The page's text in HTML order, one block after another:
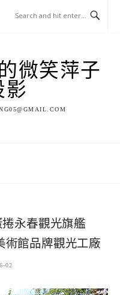
微笑萍子
影
永春觀光旗艦
術館品牌觀光工廠
02